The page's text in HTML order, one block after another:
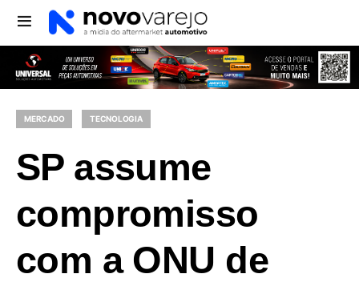
MERCADO TECNOLOGIA
SP assume
compromisso
com a ONU de